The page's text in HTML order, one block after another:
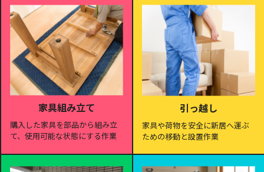
家具組み立て
購入した家具を部品から組み立
て、使用可能な状態にする作業
引っ越し
家具や荷物を安全に新居へ運ぶ
ための移動と設置作業